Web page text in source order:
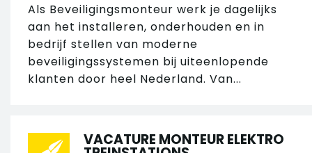
Als Beveiligingsmonteur werk je dagelijks
aan het installeren, onderhouden en in
bedrijf stellen van moderne
beveiligingssystemen bij uiteenlopende
klanten door heel Nederland. Van...
VACATURE MONTEUR ELEKTRO